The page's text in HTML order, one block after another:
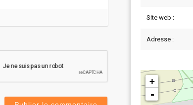
Site web :
Adresse :
+
-